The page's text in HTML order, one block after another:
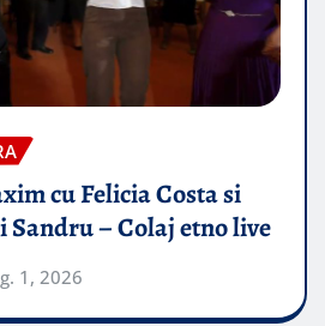
cu Felicia Costa si
– Colaj etno live
1, 2026